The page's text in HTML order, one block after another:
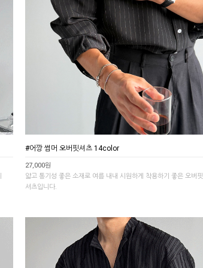
#어깡 썸머 오버핏셔츠 14color
27,000원
얇고 통기성 좋은 소재로 여름 내내 시원하게 착용하기 좋은 오버핏
셔츠입니다.